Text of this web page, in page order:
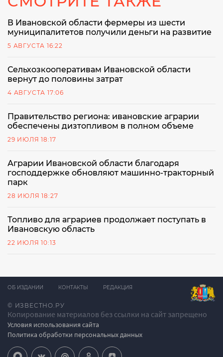
В Ивановской области фермеры из шести
муниципалитетов получили деньги на развитие
5 АВГУСТА 16:22
Сельхозкооперативам Ивановской области
вернут до половины затрат
4 АВГУСТА 17:06
Правительство региона: ивановские аграрии
обеспечены дизтопливом в полном объеме
29 ИЮЛЯ 18:17
Аграрии Ивановской области благодаря
господдержке обновляют машинно-тракторный
парк
28 ИЮЛЯ 18:27
Топливо для аграриев продолжает поступать в
Ивановскую область
22 ИЮЛЯ 10:13
© ИЗВЕСТНО.РУ
Копирование материалов без ссылки на сайт запрещено
Условия использования сайта
Политика обработки персональных данных
ОБ ИЗДАНИИ КОНТАКТЫ РЕДАКЦИЯ